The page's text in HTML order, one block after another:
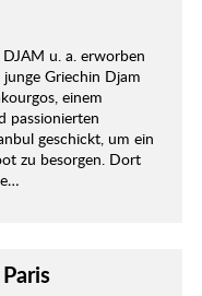
u. a. erworben
Griechin Djam
einem
passionierten
geschickt, um ein
zu besorgen. Dort